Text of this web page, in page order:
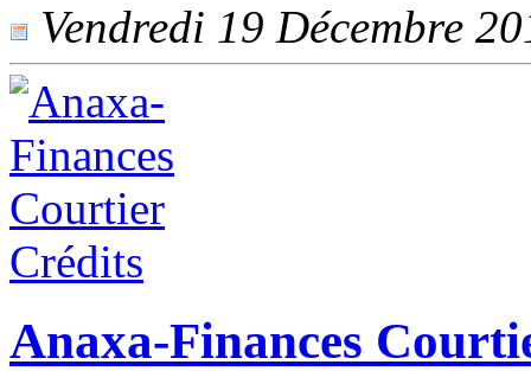
Vendredi 19 Décembre
Anaxa-Finances